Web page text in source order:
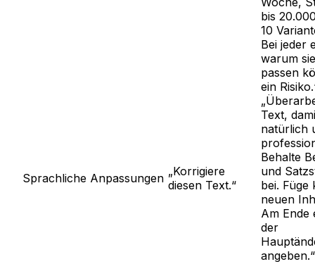
bis
10
Bei jeder
warum
passen
ein
Sprachliche Anpassungen „Korrigiere
diesen Text.“
Text,
natürlich
Behalte
und
bei. Füge
neuen
Am Ende
der
angeben.“